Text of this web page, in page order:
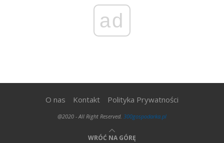
ad
O nas Kontakt Polityka Prywatności
@2020 - All Right Reserved. 300gospodarka.pl
WRÓĆ NA GÓRĘ